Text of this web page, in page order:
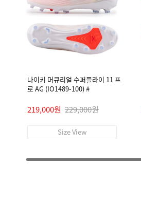
나이키 머큐리얼 수퍼플라이 11 프
로 AG (IO1489-100) #
219,000원 229,000원
Size View